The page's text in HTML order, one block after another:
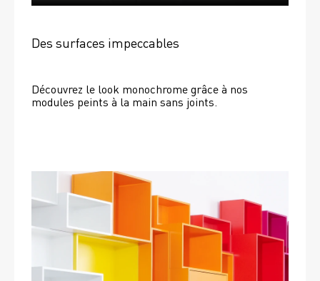
Des surfaces impeccables
Découvrez le look monochrome grâce à nos
modules peints à la main sans joints.